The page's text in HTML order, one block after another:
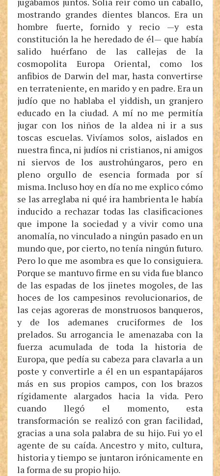
mostrando grandes dientes blancos. Era un
hombre fuerte, fornido y recio —y esta
constitución la he heredado de él— que había
salido huérfano de las callejas de la
cosmopolita Europa Oriental, como los
anfibios de Darwin del mar, hasta convertirse
en terrateniente, en marido y en padre. Era un
judío que no hablaba el yiddish, un granjero
educado en la ciudad. A mí no me permitía
jugar con los niños de la aldea ni ir a sus
toscas escuelas. Vivíamos solos, aislados en
nuestra finca, ni judíos ni cristianos, ni amigos
ni siervos de los austrohúngaros, pero en
pleno orgullo de esencia formada por sí
misma. Incluso hoy en día no me explico cómo
se las arreglaba ni qué ira hambrienta le había
inducido a rechazar todas las clasificaciones
que impone la sociedad y a vivir como una
anomalía, no vinculado a ningún pasado en un
mundo que, por cierto, no tenía ningún futuro.
Pero lo que me asombra es que lo consiguiera.
Porque se mantuvo firme en su vida fue blanco
de las espadas de los jinetes mogoles, de las
hoces de los campesinos revolucionarios, de
las cejas agoreras de monstruosos banqueros,
y de los ademanes cruciformes de los
prelados. Su arrogancia le amenazaba con la
fuerza acumulada de toda la historia de
Europa, que pedía su cabeza para clavarla a un
poste y convertirle a él en un espantapájaros
más en sus propios campos, con los brazos
rígidamente alargados hacia la vida. Pero
cuando llegó el momento, esta
transformación se realizó con gran facilidad,
gracias a una sola palabra de su hijo. Fui yo el
agente de su caída. Ancestro y mito, cultura,
historia y tiempo se juntaron irónicamente en
la forma de su propio hijo.